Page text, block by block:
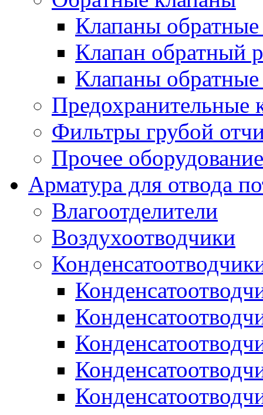
Клапаны
Клапан обратный
Клапаны
Предохранительные
Фильтры грубой
Прочее оборудование
Арматура для отвода
Влагоотделители
Воздухоотводчики